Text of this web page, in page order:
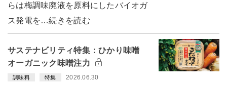
らは梅調味廃液を原料にしたバイオガ
ス発電を…続きを読む
サステナビリティ特集：ひかり味噌
オーガニック味噌注力
調味料 特集 2026.06.30